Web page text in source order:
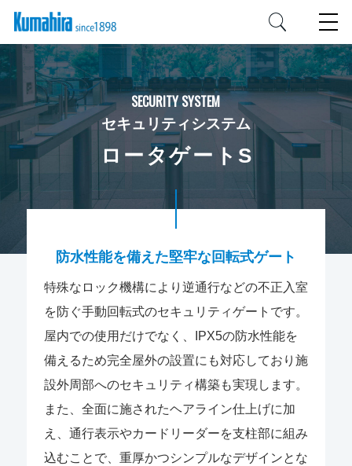
SECURITY SYSTEM
セキュリティシステム
ロータゲートS
防水性能を備えた堅牢な回転式ゲート
特殊なロック機構により逆通行などの不正入室
を防ぐ手動回転式のセキュリティゲートです。
屋内での使用だけでなく、IPX5の防水性能を
備えるため完全屋外の設置にも対応しており施
設外周部へのセキュリティ構築も実現します。
また、全面に施されたヘアライン仕上げに加
え、通行表示やカードリーダーを支柱部に組み
込むことで、重厚かつシンプルなデザインとな